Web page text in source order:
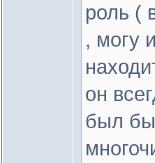
роль (
, могу
он
был